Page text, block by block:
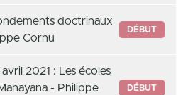
doctrinaux
Cornu
DÉBUT
2021 : Les écoles
- Philippe
DÉBUT